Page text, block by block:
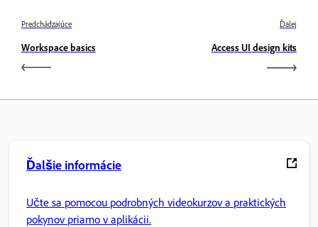
Predchádzajúce
Workspace basics
Ďalej
Access UI design kits
Ďalšie informácie
Učte sa pomocou podrobných videokurzov a praktických
pokynov priamo v aplikácii.